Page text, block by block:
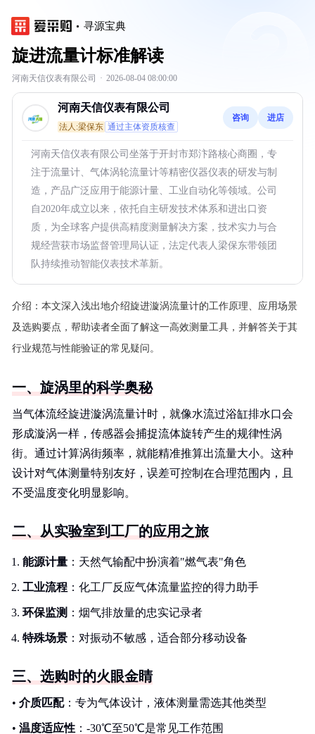
寻源宝典
旋进流量计标准解读
河南天信仪表有限公司 · 2026-08-04 08:00:00
河南天信仪表有限公司
法人:梁保东 通过主体资质核查
咨询 进店
河南天信仪表有限公司坐落于开封市郑汴路核心商圈，专
注于流量计、气体涡轮流量计等精密仪器仪表的研发与制
造，产品广泛应用于能源计量、工业自动化等领域。公司
自2020年成立以来，依托自主研发技术体系和进出口资
质，为全球客户提供高精度测量解决方案，技术实力与合
规经营获市场监督管理局认证，法定代表人梁保东带领团
队持续推动智能仪表技术革新。
介绍： 本文深入浅出地介绍旋进漩涡流量计的工作原理、应用场景
及选购要点，帮助读者全面了解这一高效测量工具，并解答关于其
行业规范与性能验证的常见疑问。
一、旋涡里的科学奥秘
当气体流经旋进漩涡流量计时，就像水流过浴缸排水口会
形成漩涡一样，传感器会捕捉流体旋转产生的规律性涡
街。通过计算涡街频率，就能精准推算出流量大小。这种
设计对气体测量特别友好，误差可控制在合理范围内，且
不受温度变化明显影响。
二、从实验室到工厂的应用之旅
能源计量 ：天然气输配中扮演着"燃气表"角色
工业流程 ：化工厂反应气体流量监控的得力助手
环保监测 ：烟气排放量的忠实记录者
特殊场景 ：对振动不敏感，适合部分移动设备
三、选购时的火眼金睛
• 介质匹配：专为气体设计，液体测量需选其他类型
• 温度适应性 ：-30℃至50℃是常见工作范围